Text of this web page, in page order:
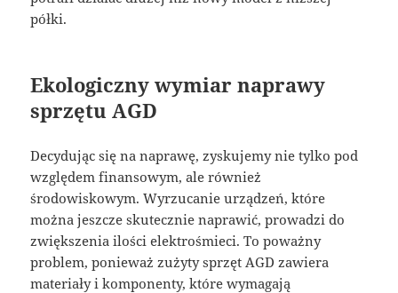
półki.
Ekologiczny wymiar naprawy
sprzętu AGD
Decydując się na naprawę, zyskujemy nie tylko pod
względem finansowym, ale również
środowiskowym. Wyrzucanie urządzeń, które
można jeszcze skutecznie naprawić, prowadzi do
zwiększenia ilości elektrośmieci. To poważny
problem, ponieważ zużyty sprzęt AGD zawiera
materiały i komponenty, które wymagają